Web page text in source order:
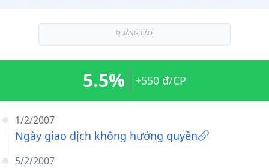
QUẢNG CÁO
1/2/2007
Ngày giao dịch không hưởng quyền
5/2/2007
5.5% +550 đ/CP